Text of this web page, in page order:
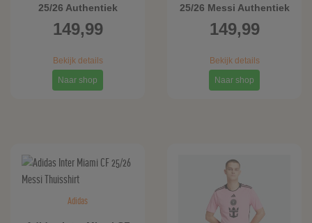
25/26 Authentiek
Thuisshirt
149,99
Bekijk details
Naar shop
25/26 Messi Authentiek
Thuisshirt
149,99
Bekijk details
Naar shop
Adidas